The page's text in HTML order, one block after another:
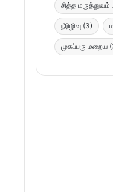
சித்த
நீரிழிவு (3)
முகப்பரு மறைய